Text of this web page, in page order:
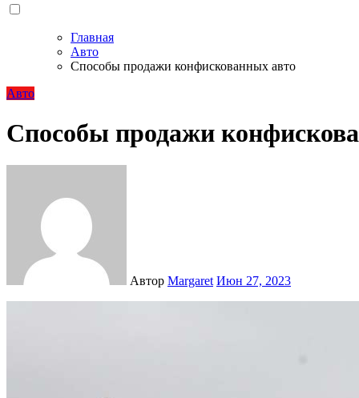
Главная
Авто
Способы продажи конфискованных авто
Авто
Способы продажи
Автор Margaret Июн 27, 2023